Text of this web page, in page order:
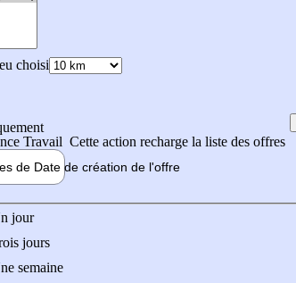
choisi
Travail Cette action recharge la liste des offres
de Date de création de l'offre
de l'offre
jour
jours
semaine